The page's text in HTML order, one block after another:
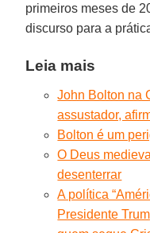
primeiros meses de
discurso para a
Leia mais
John Bolton na
assustador,
Bolton é um
O Deus
desenterrar
A política
Presidente